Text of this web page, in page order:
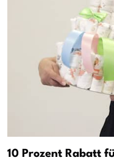
10 Prozent Rabatt